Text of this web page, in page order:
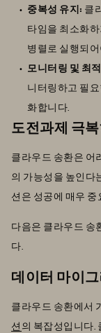
중복성 유지: 클
타임을 최소화
병렬로 실행되
모니터링 및 최
니터링하고 필
화합니다.
도전과제 극
클라우드 송환은 어
의 가능성을 높인다
션은 성공에 매우 중
다음은 클라우드 송
다.
데이터 마이
클라우드 송환에서
션 의 복잡성입니다.